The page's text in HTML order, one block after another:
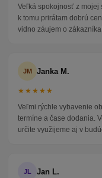
Veľká spokojnosť z mojej
k tomu prirátam dobrú
vidno záujem o
JM Janka M.
★★★★★
Veľmi rýchle vybavenie
termíne a čase dodania.
určite využijeme aj v
JL Jan L.